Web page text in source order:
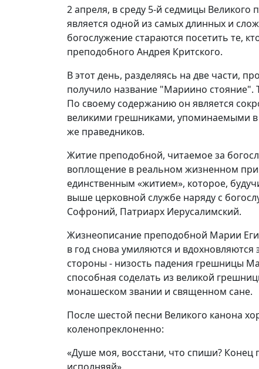
2 апреля, в среду 5-й седмицы
является одной из самых длинных и
богослужение стараются посетить те,
преподобного Андрея Критского.
В этот день, разделяясь на две части,
получило название "Мариино стояние".
По своему содержанию он является
великими грешниками, упоминаемыми
же праведников.
Житие преподобной, читаемое за
воплощение в реальном жизненном
единственным «житием», которое,
выше церковной службе наряду с
Софроний, Патриарх Иерусалимский.
Жизнеописание преподобной Марии
в год снова умиляются и
стороны - низость падения грешницы
способная соделать из великой
монашеском звании и священном сане.
После шестой песни Великого канона
коленопреклоненно:
«Душе моя, восстани, что спиши? Конец